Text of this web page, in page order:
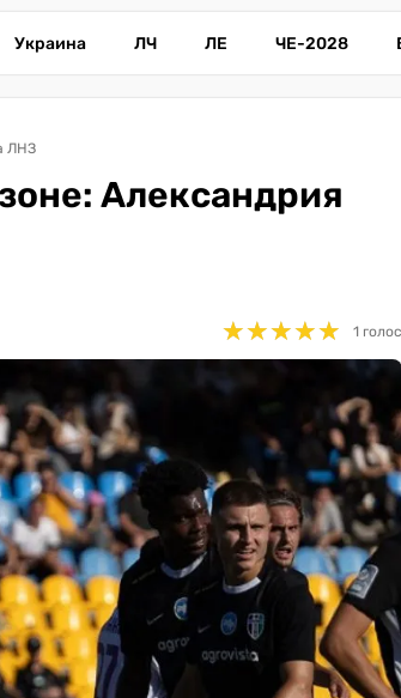
Украина ЛЧ ЛЕ ЧЕ-2028
ЛНЗ
Александрия
★★★★★
★★★★★ 1 голос